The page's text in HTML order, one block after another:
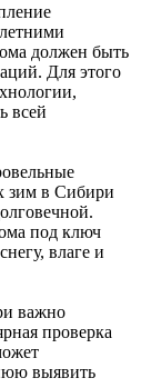
должен быть
Для этого
всей
зим в Сибири
под ключ
влаге и
важно
проверка
выявить